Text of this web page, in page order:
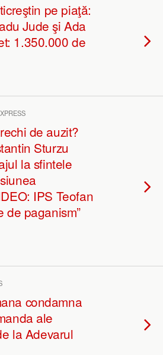
pe piaţă:
Jude şi Ada
1.350.000 de
de auzit?
Sturzu
la sfintele
IPS Teofan
de paganism”
condamna
ale
la Adevarul